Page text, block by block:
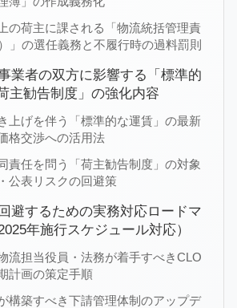
の荷主に課される「物流統括管理責
」の選任義務と不履行時の過料罰則
業者の双方に影響する「標準的
主勧告制度」の強化内容
上げを伴う「標準的な運賃」の最新
格交渉への活用法
責任を問う「荷主勧告制度」の対象
公表リスクの回避策
避するための実務対応ロードマ
年施行スケジュール対応）
流担当役員・法務が着手すべきCLO
計画の策定手順
構築すべき下請管理体制のアップデ